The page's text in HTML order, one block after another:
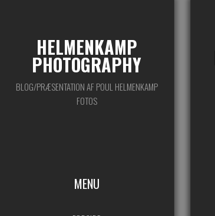
HELMENKAMP
PHOTOGRAPHY
BLOG/PRÆSENTATION AF POUL HELMENKAMP
FOTOS
MENU